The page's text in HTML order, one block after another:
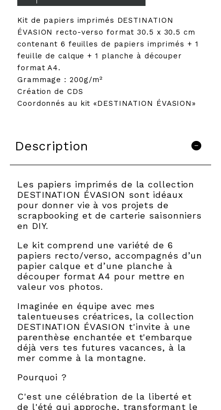
Kit de papiers imprimés DESTINATION
ÉVASION recto-verso format 30.5 x 30.5 cm
contenant 6 feuilles de papiers imprimés + 1
feuille de calque + 1 planche à découper
format A4.
Grammage : 200g/m²
Création de CDS
Coordonnés au kit «DESTINATION ÉVASION»
Description
Les papiers imprimés de la collection
DESTINATION ÉVASION sont idéaux
pour donner vie à vos projets de
scrapbooking et de carterie saisonniers
en DIY.
Le kit comprend une variété de 6
papiers recto/verso, accompagnés d’un
papier calque et d’une planche à
découper format A4 pour mettre en
valeur vos photos.
Imaginée en équipe avec mes
talentueuses créatrices, la collection
DESTINATION ÉVASION t'invite à une
parenthèse enchantée et t'embarque
déjà vers tes futures vacances, à la
mer comme à la montagne.
Pourquoi ?
C'est une célébration de la liberté et
de l'été qui approche, transformant le